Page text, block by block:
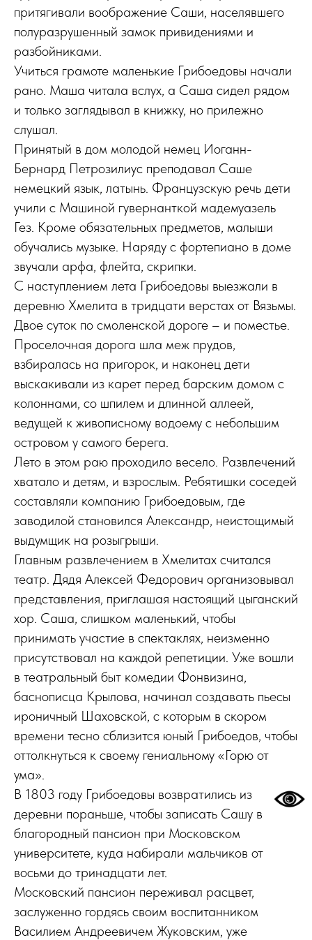
притягивали воображение Саши, населявшего
полуразрушенный замок привидениями и
разбойниками.
Учиться грамоте маленькие Грибоедовы начали
рано. Маша читала вслух, а Саша сидел рядом
и только заглядывал в книжку, но прилежно
слушал.
Принятый в дом молодой немец Иоганн-
Бернард Петрозилиус преподавал Саше
немецкий язык, латынь. Французскую речь дети
учили с Машиной гувернанткой мадемуазель
Гез. Кроме обязательных предметов, малыши
обучались музыке. Наряду с фортепиано в доме
звучали арфа, флейта, скрипки.
С наступлением лета Грибоедовы выезжали в
деревню Хмелита в тридцати верстах от Вязьмы.
Двое суток по смоленской дороге – и поместье.
Проселочная дорога шла меж прудов,
взбиралась на пригорок, и наконец дети
выскакивали из карет перед барским домом с
колоннами, со шпилем и длинной аллеей,
ведущей к живописному водоему с небольшим
островом у самого берега.
Лето в этом раю проходило весело. Развлечений
хватало и детям, и взрослым. Ребятишки соседей
составляли компанию Грибоедовым, где
заводилой становился Александр, неистощимый
выдумщик на розыгрыши.
Главным развлечением в Хмелитах считался
театр. Дядя Алексей Федорович организовывал
представления, приглашая настоящий цыганский
хор. Саша, слишком маленький, чтобы
принимать участие в спектаклях, неизменно
присутствовал на каждой репетиции. Уже вошли
в театральный быт комедии Фонвизина,
баснописца Крылова, начинал создавать пьесы
ироничный Шаховской, с которым в скором
времени тесно сблизится юный Грибоедов, чтобы
оттолкнуться к своему гениальному «Горю от
ума».
В 1803 году Грибоедовы возвратились из
деревни пораньше, чтобы записать Сашу в
благородный пансион при Московском
университете, куда набирали мальчиков от
восьми до тринадцати лет.
Московский пансион переживал расцвет,
заслуженно гордясь своим воспитанником
Василием Андреевичем Жуковским, уже